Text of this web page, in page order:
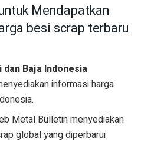
Mendapatkan
besi scrap terbaru
Baja Indonesia
informasi harga
Metal Bulletin menyediakan
global yang diperbarui